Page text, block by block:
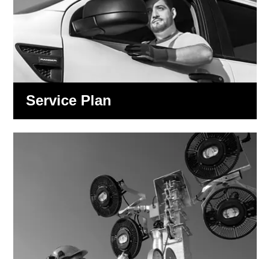
Service Plan